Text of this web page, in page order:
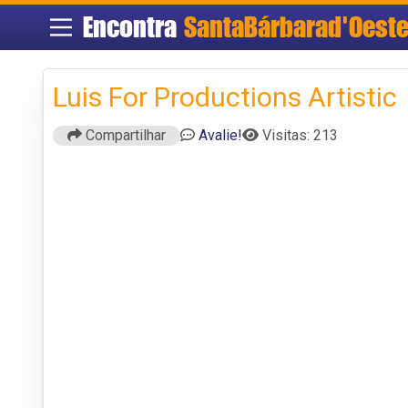
Encontra SantaBárbarad'Oeste
Luis For Productions Artistic
Compartilhar Avalie! Visitas: 213